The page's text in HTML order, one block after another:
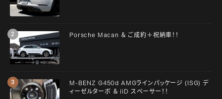
Porsche Macan ＆ ご成約＋祝納車！！
M-BENZ G450d AMGラインパッケージ (ISG) デ
ィーゼルターボ ＆ iiD スペーサー！！